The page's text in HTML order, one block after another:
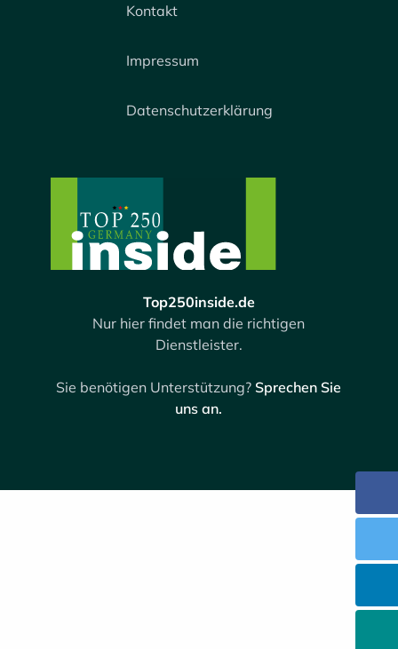
Kontakt
Impressum
Datenschutzerklärung
Top250inside.de
Nur hier findet man die richtigen
Dienstleister.
Sie benötigen Unterstützung? Sprechen Sie
uns an.